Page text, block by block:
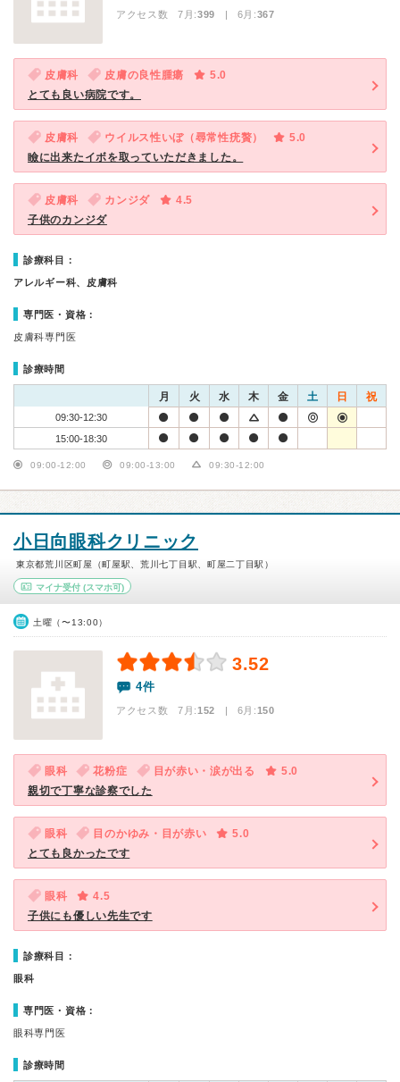
アクセス数 7月:399 | 6月:367
皮膚科 皮膚の良性腫瘍
5.0
とても良い病院です。
皮膚科 ウイルス性いぼ（尋常性疣贅）
5.0
瞼に出来たイボを取っていただきました。
皮膚科 カンジダ
4.5
子供のカンジダ
診療科目：
アレルギー科、皮膚科
専門医・資格：
皮膚科専門医
診療時間
月 火 水 木 金 土 日 祝
09:30-12:30
15:00-18:30
09:00-12:00 09:00-13:00 09:30-12:00
小日向眼科クリニック
東京都荒川区町屋（町屋駅、荒川七丁目駅、町屋二丁目駅）
マイナ受付 (スマホ可)
土曜（〜13:00）
3.52
4件
アクセス数 7月:152 | 6月:150
眼科 花粉症 目が赤い・涙が出る
5.0
親切で丁寧な診察でした
眼科 目のかゆみ・目が赤い
5.0
とても良かったです
眼科
4.5
子供にも優しい先生です
診療科目：
眼科
専門医・資格：
眼科専門医
診療時間